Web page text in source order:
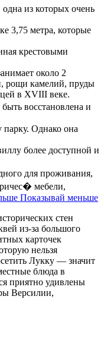
из которых очень
3,75 метра, которые
крестовыми
около 2
рощи камелий, пруды
в XVIII веке.
восстановлена и
парку. Однако она
более доступной и
для проживания,
мебели,
Показывай меньше
стен
из-за большого
карточек
нельзя
Лукку — значит
блюда в
приятно удивлены
Версилии,